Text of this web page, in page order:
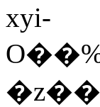
xyi-